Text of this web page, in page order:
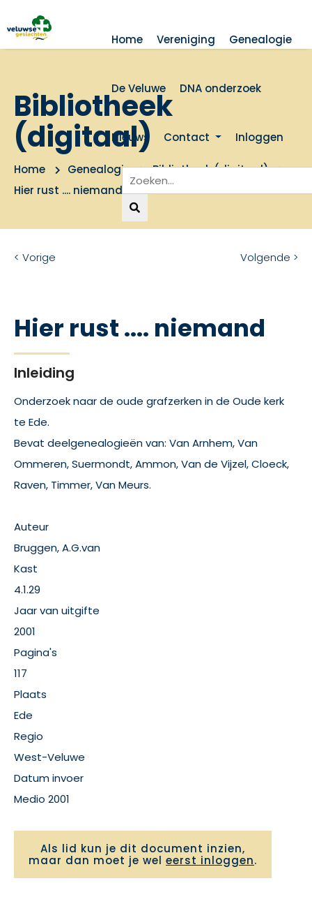
Home Vereniging Genealogie
De Veluwe DNA onderzoek
Nieuws Contact Inloggen
Bibliotheek
(digitaal)
Home Genealogie
Bibliotheek (digitaal)
Hier rust .... niemand
< Vorige Volgende >
Hier rust .... niemand
Inleiding
Onderzoek naar de oude grafzerken in de Oude kerk
te Ede.
Bevat deelgenealogieën van: Van Arnhem, Van
Ommeren, Suermondt, Ammon, Van de Vijzel, Cloeck,
Raven, Timmer, Van Meurs.
Auteur
Bruggen, A.G.van
Kast
4.1.29
Jaar van uitgifte
2001
Pagina's
117
Plaats
Ede
Regio
West-Veluwe
Datum invoer
Medio 2001
Als lid kun je dit document inzien,
maar dan moet je wel eerst inloggen.